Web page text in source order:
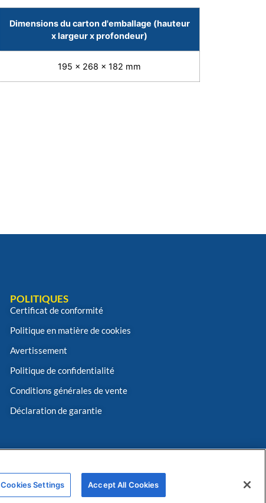
Dimensions du carton d'emballage (hauteur
x largeur x profondeur)
195 x 268 x 182 mm
POLITIQUES
Certificat de conformité
Politique en matière de cookies
Avertissement
Politique de confidentialité
Conditions générales de vente
Déclaration de garantie
Cookies Settings Accept All Cookies